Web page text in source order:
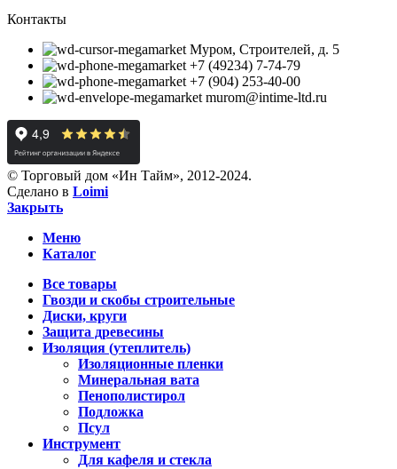
Контакты
Муром, Строителей, д. 5
+7 (49234) 7-74-79
+7 (904) 253-40-00
murom@intime-ltd.ru
© Торговый дом «Ин Тайм», 2012-2024.
Сделано в Loimi
Закрыть
Меню
Каталог
Все товары
Гвозди и скобы строительные
Диски, круги
Защита древесины
Изоляция (утеплитель)
Изоляционные пленки
Минеральная вата
Пенополистирол
Подложка
Псул
Инструмент
Для кафеля и стекла